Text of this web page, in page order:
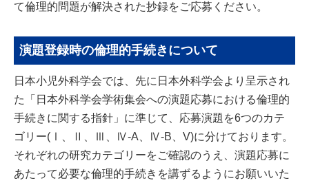
て倫理的問題が解決された抄録をご応募ください。
演題登録時の倫理的手続きについて
日本小児外科学会では、先に日本外科学会より呈示され
た「日本外科学会学術集会への演題応募における倫理的
手続きに関する指針」に準じて、応募演題を6つのカテ
ゴリー(Ⅰ、Ⅱ、Ⅲ、Ⅳ-A、Ⅳ-B、V)に分けております。
それぞれの研究カテゴリーをご確認のうえ、演題応募に
あたって必要な倫理的手続きを講ずるようにお願いいた